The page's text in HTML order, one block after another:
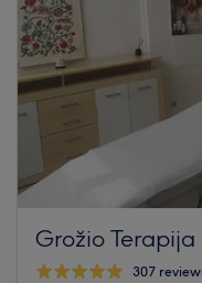
Grožio Terapija
307